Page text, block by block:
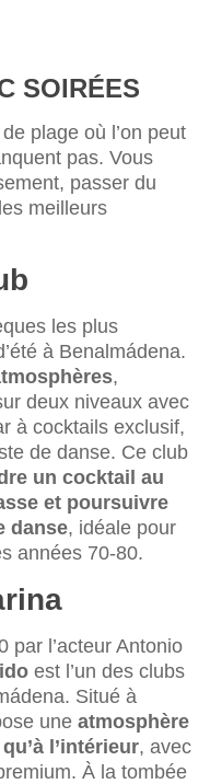
SOIRÉES
plage où l’on peut
pas. Vous
passer du
meilleurs
les plus
à Benalmádena.
,
deux niveaux avec
à cocktails exclusif,
de danse. Ce club
un cocktail au
et poursuivre
danse, idéale pour
années 70-80.
par l’acteur Antonio
est l’un des clubs
Situé à
une atmosphère
l’intérieur, avec
À la tombée